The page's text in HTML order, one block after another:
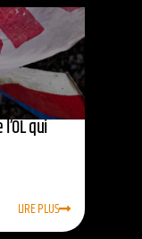
qui
LIRE PLUS